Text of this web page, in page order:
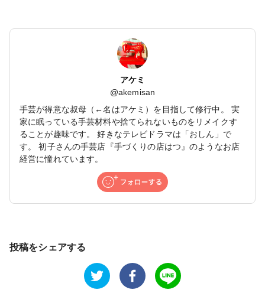
アケミ
@akemisan
手芸が得意な叔母（←名はアケミ）を目指して修行中。 実
家に眠っている手芸材料や捨てられないものをリメイクす
ることが趣味です。 好きなテレビドラマは「おしん」で
す。 初子さんの手芸店『手づくりの店はつ』のようなお店
経営に憧れています。
投稿をシェアする